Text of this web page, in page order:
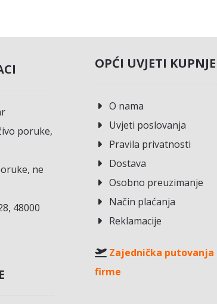
poruke,
ne
48000
OPĆI UVJETI KUPNJE
O nama
Uvjeti poslovanja
Pravila privatnosti
Dostava
Osobno preuzimanje
Način plaćanja
Reklamacije
Zajednička putovanja
firme